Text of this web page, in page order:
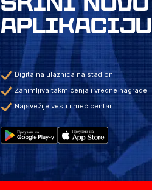
APLIKACIJU
Digitalna ulaznica na stadion
Zanimljiva takmičenja i vredne nagrade
Najsvežije vesti i meč centar